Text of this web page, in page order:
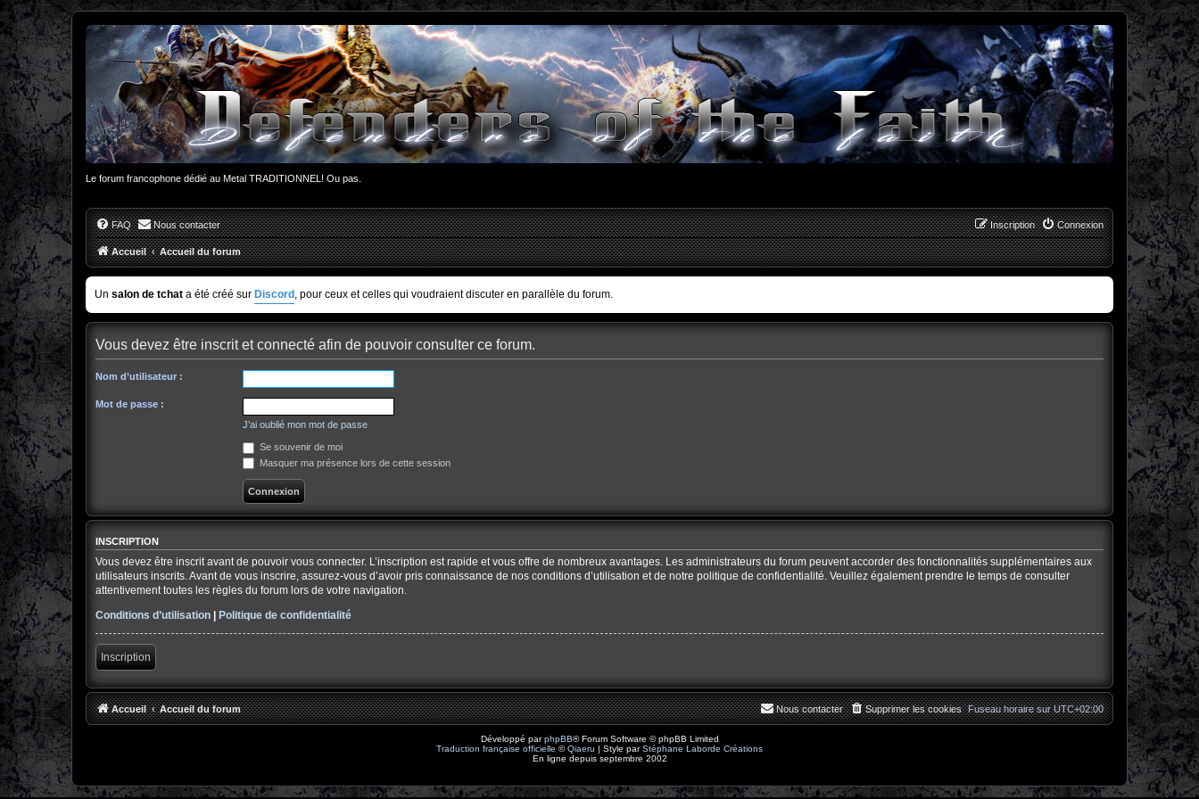
Le forum francophone dédié au Metal TRADITIONNEL! Ou pas.
FAQ Nous contacter Connexion
Inscription
Accueil Accueil du forum
Un salon de tchat a été créé sur Discord , pour ceux et celles qui voudraient discuter en parallèle du forum.
Vous devez être inscrit et connecté afin de pouvoir consulter ce forum.
Nom d’utilisateur :
Mot de passe :
J’ai oublié mon mot de passe
Se souvenir de moi
Masquer ma présence lors de cette session
INSCRIPTION
Vous devez être inscrit avant de pouvoir vous connecter. L’inscription est rapide et vous offre de nombreux avantages. Les administrateurs du forum peuvent accorder des fonctionnalités supplémentaires aux
utilisateurs inscrits. Avant de vous inscrire, assurez-vous d’avoir pris connaissance de nos conditions d’utilisation et de notre politique de confidentialité. Veuillez également prendre le temps de consulter
attentivement toutes les règles du forum lors de votre navigation.
Conditions d’utilisation
Politique de confidentialité
Inscription
Accueil Accueil du forum Fuseau horaire surUTC+02:00
Supprimer les cookies
Nous contacter
Développé parphpBB® Forum Software © phpBB Limited
Traduction française officielle ©Qiaeru | Style parStéphane Laborde Créations
En ligne depuis septembre 2002